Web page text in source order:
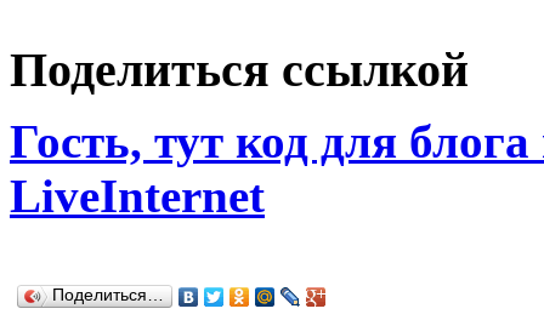
Поделиться ссылкой
Гость, тут код для
LiveInternet
Поделиться…